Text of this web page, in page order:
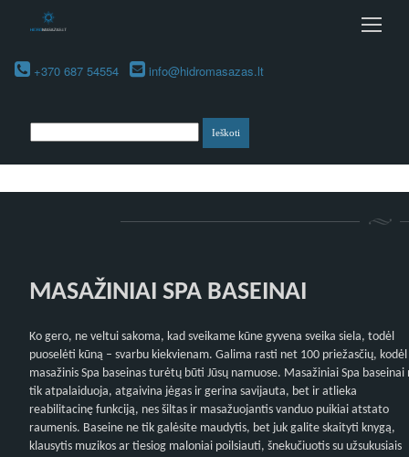
+370 687 54554 info@hidromasazas.lt
MASAŽINIAI SPA BASEINAI
Ko gero, ne veltui sakoma, kad sveikame kūne gyvena sveika siela, todėl
puoselėti kūną – svarbu kiekvienam. Galima rasti net 100 priežasčių, kodėl
masažinis Spa baseinas turėtų būti Jūsų namuose. Masažiniai Spa baseinai
tik atpalaiduoja, atgaivina jėgas ir gerina savijauta, bet ir atlieka
reabilitacinę funkciją, nes šiltas ir masažuojantis vanduo puikiai atstato
raumenis. Baseine ne tik galėsite maudytis, bet juk galite skaityti knygą,
klausytis muzikos ar tiesiog maloniai poilsiauti, šnekučiuotis su užsukusiais